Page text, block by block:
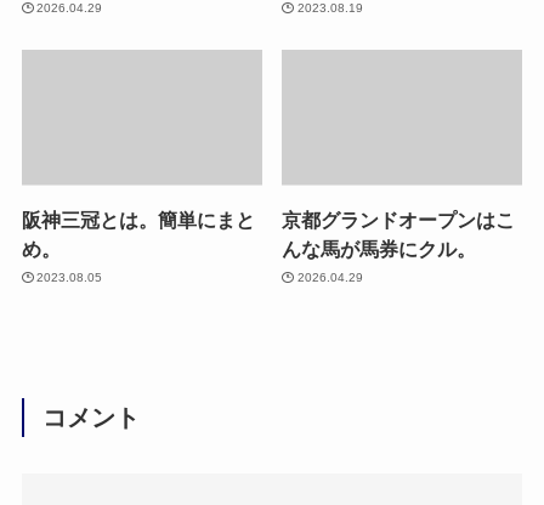
2026.04.29 2023.08.19
阪神三冠とは。簡単にまと
め。
2023.08.05
京都グランドオープンはこ
んな馬が馬券にクル。
2026.04.29
コメント